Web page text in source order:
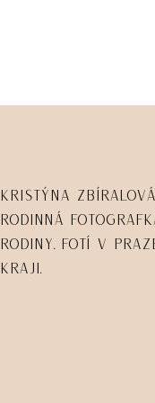
Kristýna
rodinná
rodiny. Fotí v
kraji.